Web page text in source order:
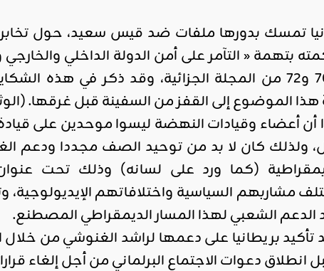
تمسك بدورها ملفات ضد قيس سعيد، حول
بتهمة « التآمر على أمن الدولة الداخلي
60 و61 و62 و69 و70 و72 من المجلة الجزائية، وقد ذكر
هذا الموضوع إلى القفز من السفينة قبل غرقها.
أن أعضاء وقيادات النهضة ليسوا موحدين على
ولذلك كان لا بد من توحيد الصف مجددا ودعم
(كما ورد على لسانه) وذلك تحت
مشاربهم السياسية واختلافاتهم الإيديولوجية،
الشعبي لهذا المسار الديمقراطي المصطنع.
تأكيد بريطانيا على دعمها لراشد الغنوشي من
صدور
العدد 601
من جريدة
التحرير
ahmed
- juillet 26,
2026
Read More